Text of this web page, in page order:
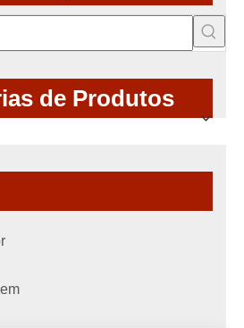
de Produtos